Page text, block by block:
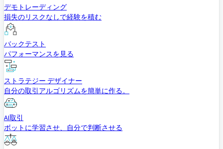
デモトレーディング
損失のリスクなしで経験を積む
バックテスト
パフォーマンスを見る
ストラテジー デザイナー
自分の取引アルゴリズムを簡単に作る。
AI取引
ボットに学習させ、自分で判断させる